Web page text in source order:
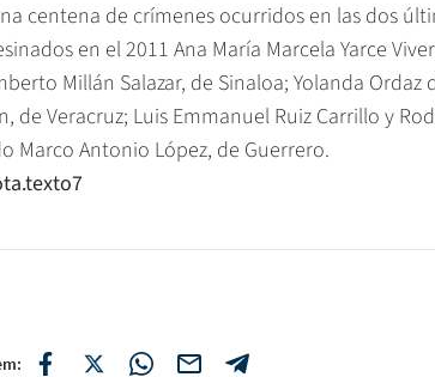
centena de crímenes ocurridos en las dos
en el 2011 Ana María Marcela Yarce
Millán Salazar, de Sinaloa; Yolanda Ordaz
de Veracruz; Luis Emmanuel Ruiz Carrillo y
Marco Antonio López, de Guerrero.